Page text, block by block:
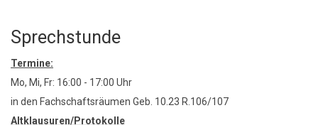
Sprechstunde
Termine:
Mo, Mi, Fr: 16:00 - 17:00 Uhr
in den Fachschaftsräumen Geb. 10.23 R.106/107
Altklausuren/Protokolle